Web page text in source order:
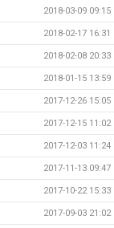
2018-03-09 09:15
2018-02-17 16:31
2018-02-08 20:33
2018-01-15 13:59
2017-12-26 15:05
2017-12-15 11:02
2017-12-03 11:24
2017-11-13 09:47
2017-10-22 15:33
2017-09-03 21:02